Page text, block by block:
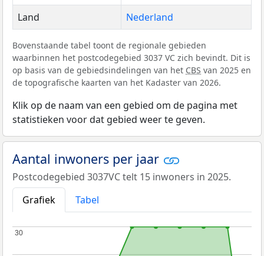
Land
Nederland
Bovenstaande tabel toont de regionale gebieden
waarbinnen het postcodegebied 3037 VC zich bevindt. Dit is
op basis van de gebiedsindelingen van het CBS van 2025 en
de topografische kaarten van het Kadaster van 2026.
Klik op de naam van een gebied om de pagina met
statistieken voor dat gebied weer te geven.
Aantal inwoners per jaar
Postcodegebied 3037VC telt 15 inwoners in 2025.
Grafiek
Tabel
30
30